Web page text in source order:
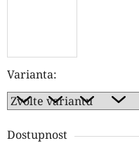
Varianta:
Dostupnost